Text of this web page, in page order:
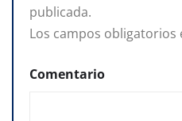
publicada.
Los campos obligatorios
Comentario